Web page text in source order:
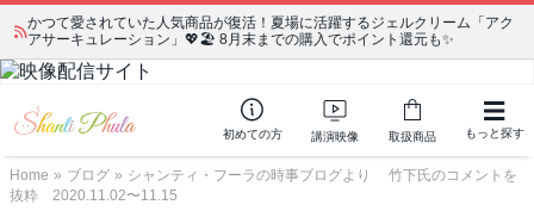
かつて愛されていた人気商品が復活！夏場に活躍するジェルクリーム「アク
アサーキュレーション」💖🏖️ 8月末までの購入でポイント還元も✨
初めての方 講演映像 取扱商品 もっと探す
Home » ブログ » シャンティ・フーラの時事ブログより 竹下氏のコメントを
抜粋 2020.11.02〜11.15